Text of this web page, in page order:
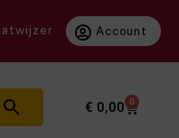
Account
€ 0,00 0